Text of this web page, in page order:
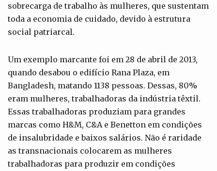
sobrecarga de trabalho às mulheres, que sustentam
toda a economia de cuidado, devido à estrutura
social patriarcal.
Um exemplo marcante foi em 28 de abril de 2013,
quando desabou o edifício Rana Plaza, em
Bangladesh, matando 1138 pessoas. Dessas, 80%
eram mulheres, trabalhadoras da indústria têxtil.
Essas trabalhadoras produziam para grandes
marcas como H&M, C&A e Benetton em condições
de insalubridade e baixos salários. Não é raridade
as transnacionais colocarem as mulheres
trabalhadoras para produzir em condições